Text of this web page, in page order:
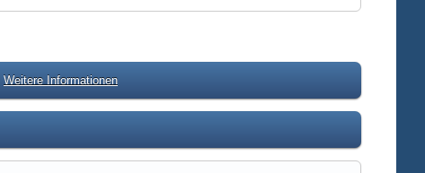
Weitere Informationen